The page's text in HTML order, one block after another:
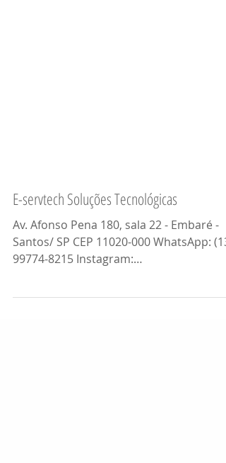
E-servtech Soluções Tecnológicas
Av. Afonso Pena 180, sala 22 - Embaré -
Santos/ SP CEP 11020-000 WhatsApp: (13)